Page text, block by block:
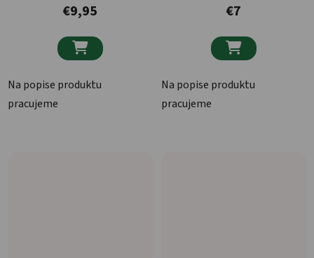
€9,95

Na popise produktu
pracujeme
€7

Na popise produktu
pracujeme